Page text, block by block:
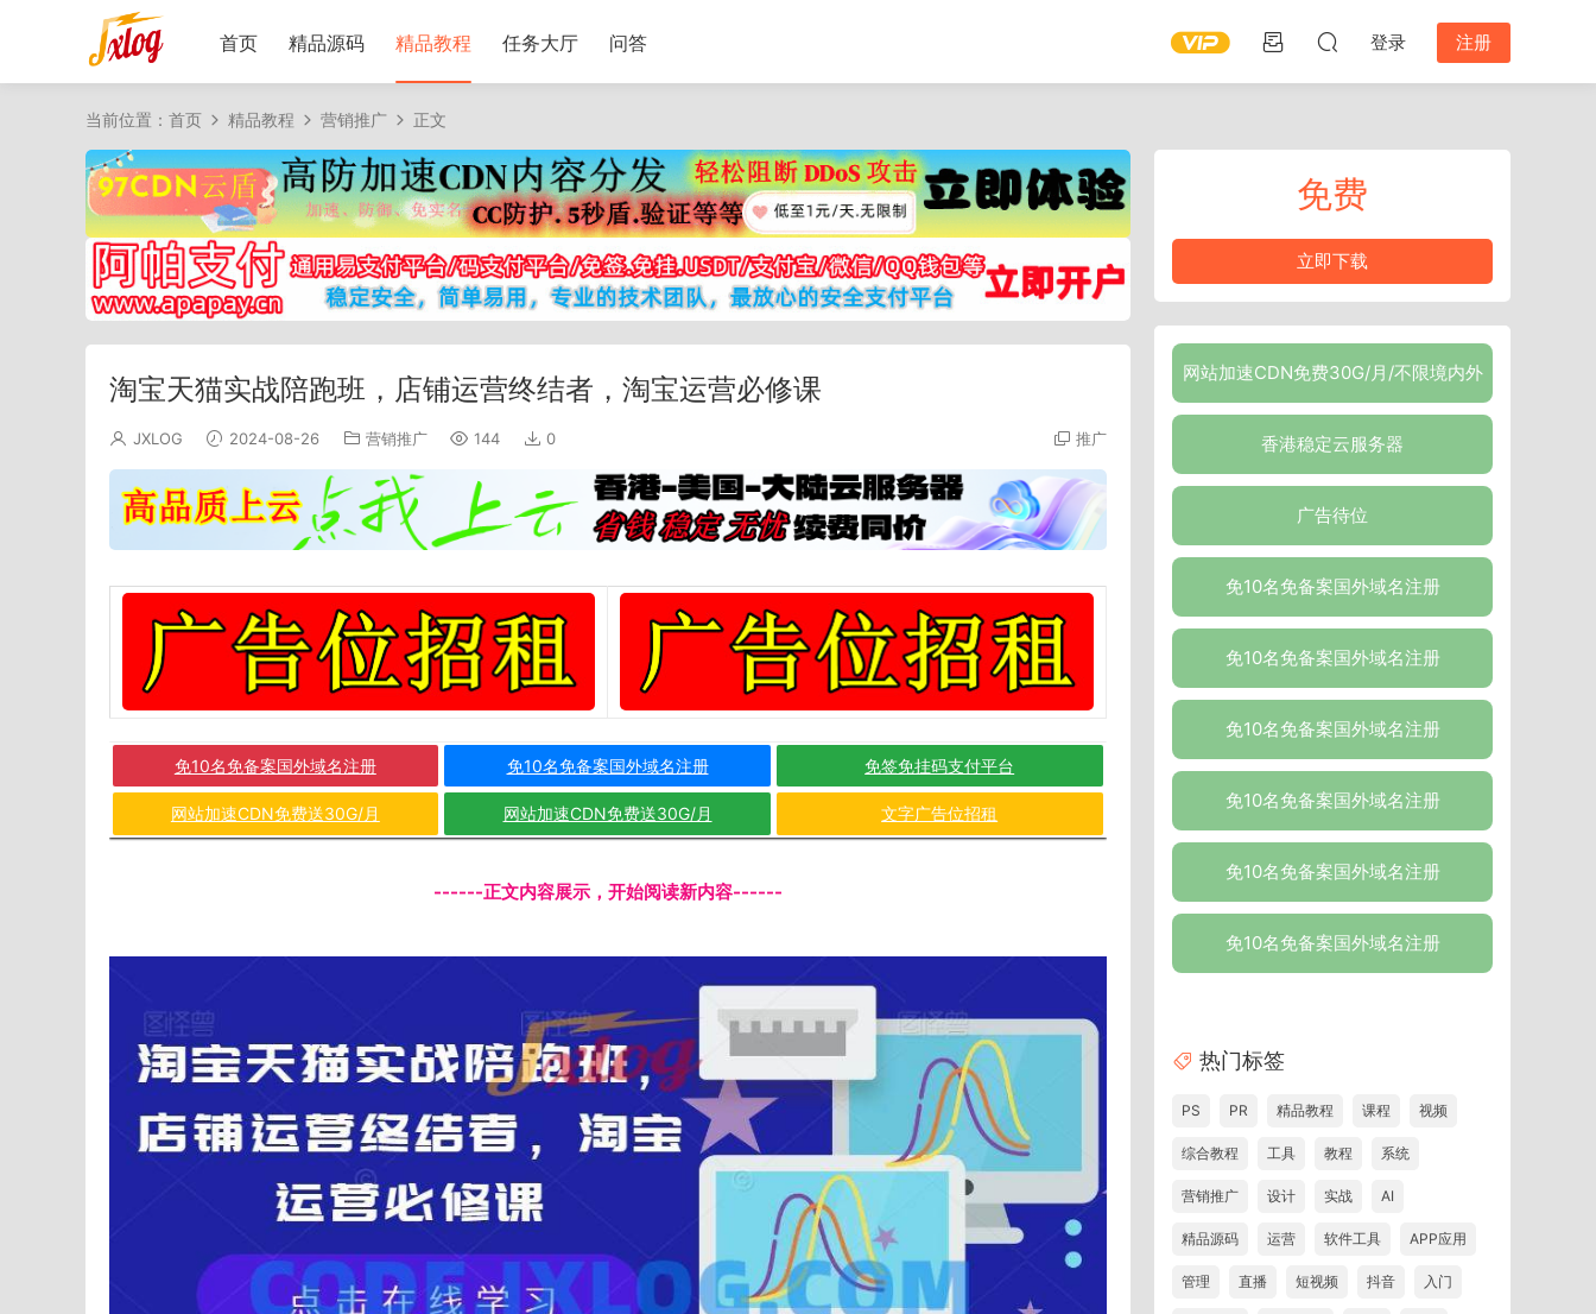
首页 精品源码 精品教程 任务大厅 问答 登录 注册
当前位置： 首页 精品教程 营销推广 正文
淘宝天猫实战陪跑班，店铺运营终结者，淘宝运营必修课
JXLOG 2024-08-26 营销推广 144 0 推广
免10名免备案国外域名注册 免10名免备案国外域名注册 免签免挂码支付平台
网站加速CDN免费送30G/月 网站加速CDN免费送30G/月 文字广告位招租
------正文内容展示，开始阅读新内容------
免费
立即下载
网站加速CDN免费30G/月/不限境内外
香港稳定云服务器
广告待位
免10名免备案国外域名注册
免10名免备案国外域名注册
免10名免备案国外域名注册
免10名免备案国外域名注册
免10名免备案国外域名注册
免10名免备案国外域名注册
热门标签
PS PR 精品教程 课程 视频
综合教程 工具 教程 系统
营销推广 设计 实战 AI
精品源码 运营 软件工具 APP应用
管理 直播 短视频 抖音 入门